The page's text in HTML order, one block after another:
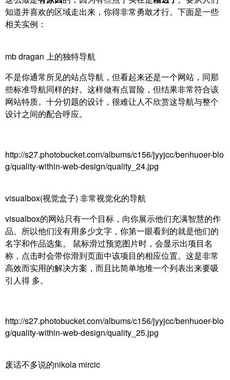
知道并喜欢的区域走出来，你得非常勇敢才行。下面是一些
相关实例：
mb dragan 上的独特导航
不是你通常所见的站点导航，但看起来还是一个网站，同那
些标准导航同样的好。这样做有点冒险，但结果非常符合该
网站特质。十分切题的设计，很难让人不欣赏这导航与整个
设计之间的配合呼应。
http://s27.photobucket.com/albums/c156/jyyjcc/benhuoer-blo
g/quality-within-web-design/quality_24.jpg
visualbox(视觉盒子) 非常视觉化的导航
visualbox的网站只有一个目标，向你展示他们充满智慧的作
品。所以他们没有用多少文字，你第一眼看到的就是他们的
名字和作品选集。 鼠标滑过预览图片时，会显示出项目名
称，点击时会带你滑到页面中该项目的相应位置。这是非常
高效而实用的解决方案，而且比简单地堆一个列表出来要吸
引人得 多。
http://s27.photobucket.com/albums/c156/jyyjcc/benhuoer-blo
g/quality-within-web-design/quality_25.jpg
废话不多说的nikola mircic